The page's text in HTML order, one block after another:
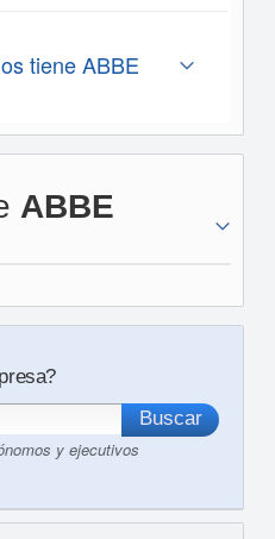
tiene ABBE
ABBE
y ejecutivos